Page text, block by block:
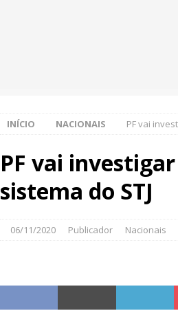
INÍCIO NACIONAIS PF vai
PF vai
sistema do STJ
06/11/2020 Publicador Nacionais